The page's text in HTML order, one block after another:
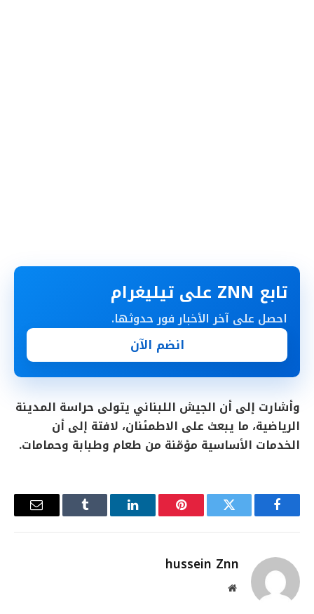
تابع ZNN على تيليغرام
احصل على آخر الأخبار فور حدوثها.
انضم الآن
وأشارت إلى أن الجيش اللبناني يتولى حراسة المدينة
الرياضية، ما يبعث على الاطمئنان، لافتة إلى أن
الخدمات الأساسية مؤمّنة من طعام وطبابة وحمامات.
فيسبوك تويتر بينتيريستلينكدإن Tumblr
البريد
hussein Znn
موقع